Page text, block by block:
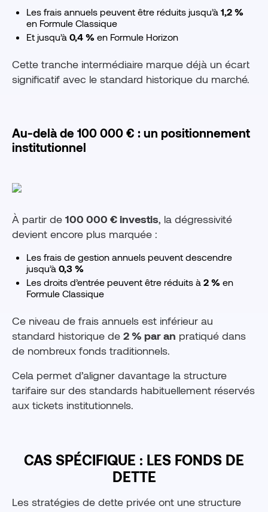
Les frais annuels peuvent être réduits jusqu’à 1,2 %
en Formule Classique
Et jusqu’à 0,4 % en Formule Horizon
Cette tranche intermédiaire marque déjà un écart
significatif avec le standard historique du marché.
Au-delà de 100 000 € : un positionnement
institutionnel
À partir de 100 000 € investis, la dégressivité
devient encore plus marquée :
Les frais de gestion annuels peuvent descendre
jusqu’à 0,3 %
Les droits d’entrée peuvent être réduits à 2 % en
Formule Classique
Ce niveau de frais annuels est inférieur au
standard historique de 2 % par an pratiqué dans
de nombreux fonds traditionnels.
Cela permet d’aligner davantage la structure
tarifaire sur des standards habituellement réservés
aux tickets institutionnels.
CAS SPÉCIFIQUE : LES FONDS DE
DETTE
Les stratégies de dette privée ont une structure